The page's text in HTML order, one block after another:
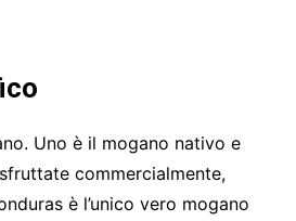
Uno è il mogano nativo e
commercialmente,
è l’unico vero mogano